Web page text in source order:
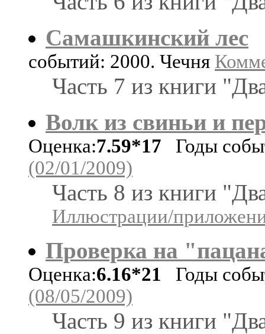
Самашкинский лес
событий: 2000. Чечня
Часть 7 из книги
Волк из свиньи и
Оценка:7.59*17 Годы
(02/01/2009)
Часть 8 из книги
Иллюстрации/
Проверка на
Оценка:6.16*21 Годы
(08/05/2009)
Часть 9 из книги